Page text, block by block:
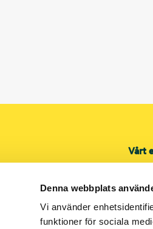
Denna webbplats
Vi använder
funktioner för sociala
Vårt
Shop
El